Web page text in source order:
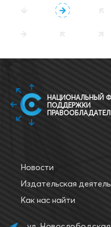
НАЦИОНАЛЬНЫЙ
ПОДДЕРЖКИ
Новости
Издательская
Как нас найти